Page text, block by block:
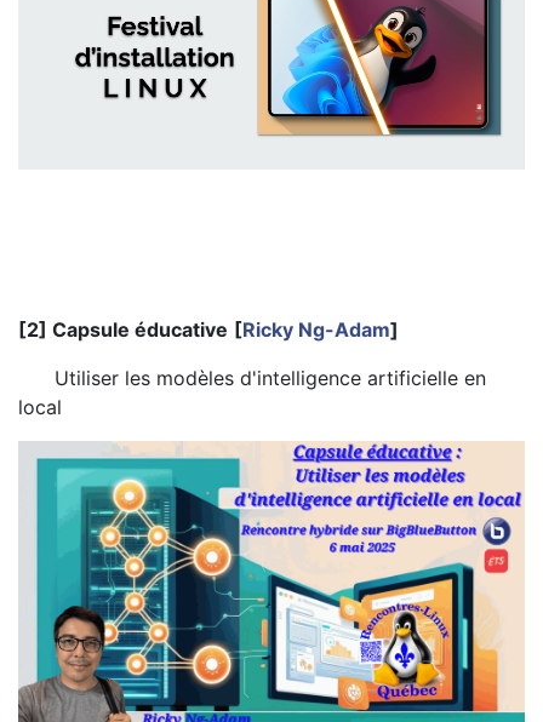
[2] Capsule éducative [Ricky Ng-Adam]
Utiliser les modèles d'intelligence artificielle en
local